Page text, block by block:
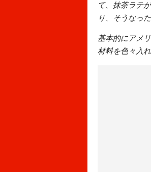
て、抹茶ラテ
り、そうなっ
基本的にアメ
材料を色々入